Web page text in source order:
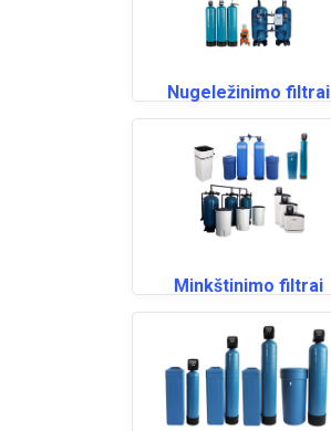
Nugeležinimo filtrai
Minkštinimo filtrai